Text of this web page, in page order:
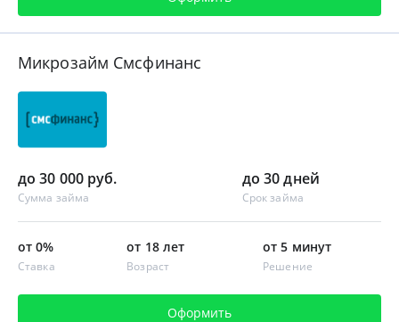
Микрозайм Смсфинанс
до 30 000 руб.
Сумма займа
до 30 дней
Срок займа
от 0%
Ставка
от 18 лет
Возраст
от 5 минут
Решение
Оформить